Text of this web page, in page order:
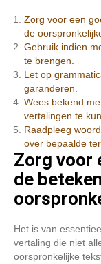
Zorg voor een
de
Gebruik indien
te brengen.
Let op
garanderen.
Wees bekend
vertalingen te
Raadpleeg
over bepaalde
Zorg voor
de
Het is van
vertaling die niet
oorspronkelijke